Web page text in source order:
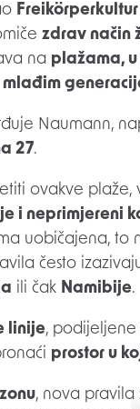
Freikörperkultur
zdrav način
na plažama,
mlađim
Naumann,
27.
ovakve
i neprimjereni
uobičajena, to
često
ili čak Namibije.
linije, podijeljene
prostor u
, nova pravila